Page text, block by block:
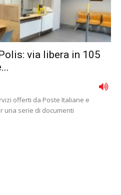
via libera in 105
offerti da Poste Italiane e
una serie di documenti